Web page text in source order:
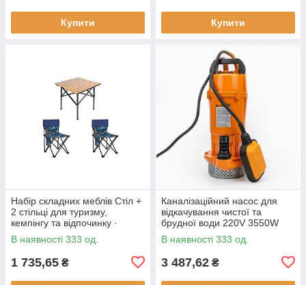
Купити Купити
Набір складних меблів Стіл +
2 стільці для туризму,
кемпінгу та відпочинку ·
Металевий каркас
В наявності 333 од.
1 735,65 ₴
Каналізаційний насос для
відкачування чистої та
брудної води 220V 3550W
В наявності 333 од.
3 487,62 ₴